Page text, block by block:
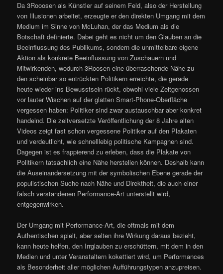
Da 3Rooosen als Künstler auf seinem Feld, also der Herstellung
von Illusionen arbeitet, erzeugte er den direkten Umgang mit dem
Medium im Sinne von McLuhan, der das Medium als die
Botschaft definierte. Dabei geht es nicht um den Glauben an die
Beeinflussung des Publikums, sondern die unmittelbare eigene
Aktion als konkrete Beeinflussung von Zuschauern und
Mitwirkenden, wodurch 3Roosen eine überraschende Nähe zu
den scheinbar so entrückten Politikern erreichte, die gerade
heute wieder ins Bewusstsein rückt, obwohl viele Zeitgenossen
vor lauter Wischen auf der glatten Smart-Phone-Oberfläche
vergessen haben: Politiker sind zwar austauschbar aber konkret
handelnd. Die zeitversetzte Veröffentlichung der 8 Jahre alten
Videos zeigt fast schon vergessene Politiker auf den Plakaten
und verdeutlicht, wie schnelllebig politische Kampagnen sind.
Dagegen ist es frappierend zu erleben, dass die Plakate von
Politikern tatsächlich eine Nähe herstellen können. Deshalb kann
die Auseinandersetzung mit der symbolischen Ebene gerade der
populistischen Suche nach Nähe und Direktheit, die auch einer
falsch verstandenen Performance-Art unterstellt wird,
entgegenwirken.
Der Umgang mit Performance-Art, die oftmals mit dem
Authentischen spielt, aber selten ihre Wirkung daraus bezieht,
kann heute helfen, den Irrglauben zu erschüttern, mit dem in den
Medien und unter Veranstaltern kokettiert wird, um Performances
als Besonderheit aller möglichen Aufführungstypen anzupreisen.